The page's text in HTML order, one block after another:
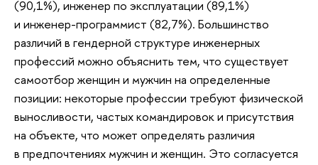
(90,1%), инженер по эксплуатации (89,1%)
и инженер-программист (82,7%). Большинство
различий в гендерной структуре инженерных
профессий можно объяснить тем, что существует
самоотбор женщин и мужчин на определенные
позиции: некоторые профессии требуют физической
выносливости, частых командировок и присутствия
на объекте, что может определять различия
в предпочтениях мужчин и женщин. Это согласуется